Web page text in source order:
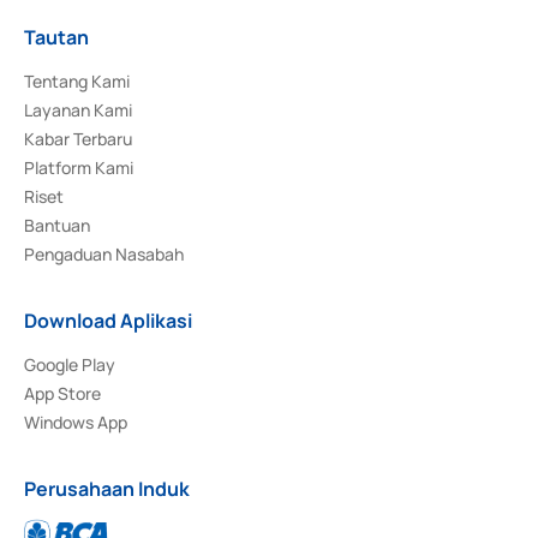
Tautan
Tentang Kami
Layanan Kami
Kabar Terbaru
Platform Kami
Riset
Bantuan
Pengaduan Nasabah
Download Aplikasi
Google Play
App Store
Windows App
Perusahaan Induk